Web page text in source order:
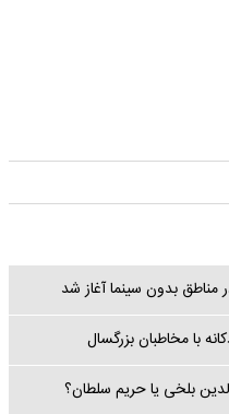
مناطق بدون سینما آغاز شد
با مخاطبان بزرگسال
بلخی یا حریم سلطان؟